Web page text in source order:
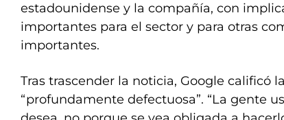
estadounidense y la compañía, con
importantes para el sector y para otras
importantes.
Tras trascender la noticia, Google calificó
“profundamente defectuosa”. “La gente